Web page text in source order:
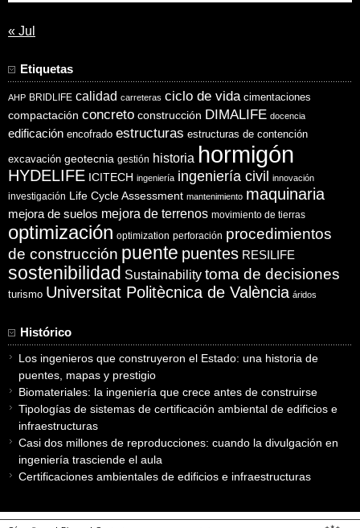
« Jul
Etiquetas
AHP BRIDLIFE calidad carreteras ciclo de vida cimentaciones
compactación concreto construcción DIMALIFE docencia
edificación encofrado estructuras estructuras de contención
excavación geotecnia gestión historia hormigón
HYDELIFE ICITECH ingeniería ingeniería civil innovación
investigación Life Cycle Assessment mantenimiento maquinaria
mejora de suelos mejora de terrenos movimiento de tierras
optimización optimization perforación procedimientos
de construcción puente puentes RESILIFE
sostenibilidad Sustainability toma de decisiones
turismo Universitat Politècnica de València áridos
Histórico
Los ingenieros que construyeron el Estado: una historia de
puentes, mapas y prestigio
Biomateriales: la ingeniería que crece antes de construirse
Tipologías de sistemas de certificación ambiental de edificios e
infraestructuras
Casi dos millones de reproducciones: cuando la divulgación en
ingeniería trasciende el aula
Certificaciones ambientales de edificios e infraestructuras